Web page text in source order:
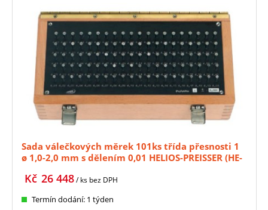
Sada válečkových měrek 101ks třída přesnosti 1
ø 1,0-2,0 mm s dělením 0,01 HELIOS-PREISSER (HE-
26 448
Kč / ks bez DPH
Termín dodání: 1 týden